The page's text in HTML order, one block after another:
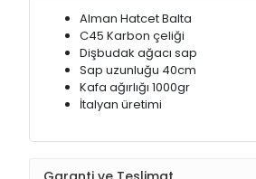
Alman Hatcet Balta
C45 Karbon çeliği
Dişbudak ağacı sap
Sap uzunluğu 40cm
Kafa ağırlığı 1000gr
İtalyan üretimi